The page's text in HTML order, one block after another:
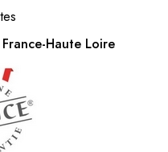
Haute Loire